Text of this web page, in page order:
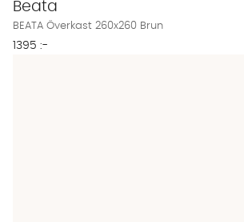
Beata
BEATA Överkast 260x260 Brun
1395 :-